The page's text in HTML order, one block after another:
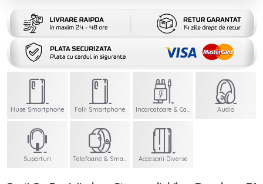
Huse Smartphone Folii Smartphone Incarcatoare & Cabluri Audio
Suporturi Telefoane & Smartwatch Accesorii Diverse